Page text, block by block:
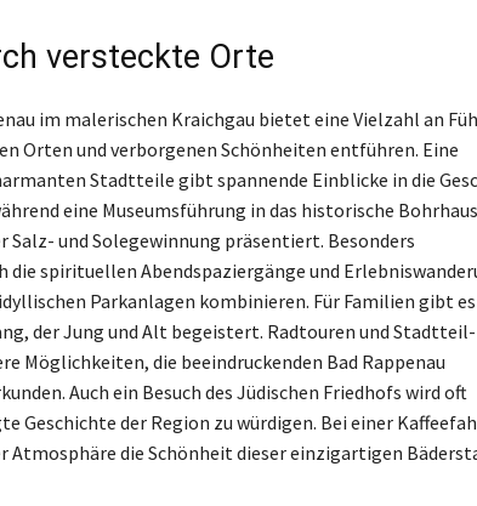
versteckte Orte
im malerischen Kraichgau bietet eine Vielzahl an
Orten und verborgenen Schönheiten entführen. Eine
Stadtteile gibt spannende Einblicke in die
eine Museumsführung in das historische
Salz- und Solegewinnung präsentiert. Besonders
die spirituellen Abendspaziergänge und
Parkanlagen kombinieren. Für Familien gibt
der Jung und Alt begeistert. Radtouren und Stadtteil-
Möglichkeiten, die beeindruckenden Bad Rappenau
Auch ein Besuch des Jüdischen Friedhofs wird oft
Geschichte der Region zu würdigen. Bei einer
Atmosphäre die Schönheit dieser einzigartigen